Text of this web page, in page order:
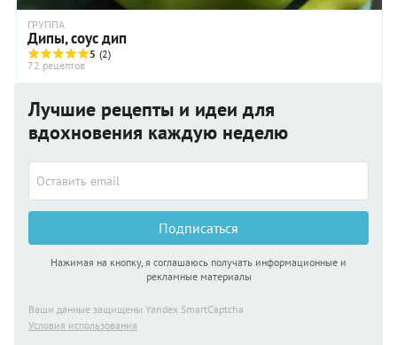
ГРУППА
Дипы, соус дип
5 (2)
72 рецептов
Лучшие рецепты и идеи для
вдохновения каждую неделю
Подписаться
Нажимая на кнопку, я соглашаюсь получать информационные и
рекламные материалы
Ваши данные защищены Yandex SmartCaptcha
Условия использования